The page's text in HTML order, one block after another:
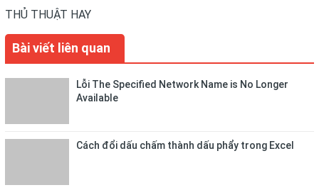
THỦ THUẬT HAY
Bài viết liên quan
Lỗi The Specified Network Name is No Longer
Available
Cách đổi dấu chấm thành dấu phẩy trong Excel